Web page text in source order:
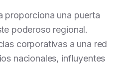
proporciona una puerta
poderoso regional.
corporativas a una red
nacionales, influyentes